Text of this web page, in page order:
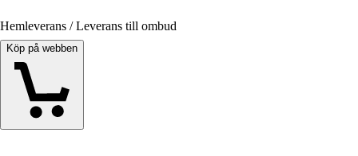
Hemleverans / Leverans till ombud
Köp på webben